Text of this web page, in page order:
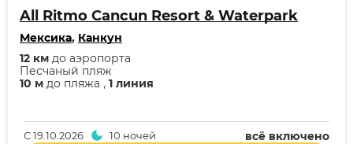
All Ritmo Cancun Resort & Waterpark
Мексика, Канкун
10 м до пляжа , 1 линия
Песчаный пляж
12 км до аэропорта
всё включено
С19.10.2026 10 ночей